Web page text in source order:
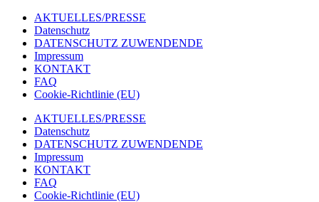
AKTUELLES/PRESSE
Datenschutz
DATENSCHUTZ ZUWENDENDE
Impressum
KONTAKT
FAQ
Cookie-Richtlinie (EU)
AKTUELLES/PRESSE
Datenschutz
DATENSCHUTZ ZUWENDENDE
Impressum
KONTAKT
FAQ
Cookie-Richtlinie (EU)